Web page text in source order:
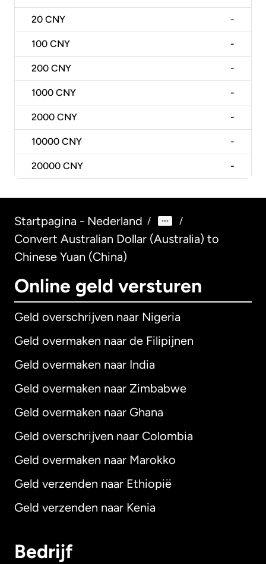
20 CNY -
100 CNY -
200 CNY -
1000 CNY -
2000 CNY -
10000 CNY -
20000 CNY -
Startpagina - Nederland / /
Convert Australian Dollar (Australia) to
Chinese Yuan (China)
Online geld versturen
Geld overschrijven naar Nigeria
Geld overmaken naar de Filipijnen
Geld overmaken naar India
Geld overmaken naar Zimbabwe
Geld overmaken naar Ghana
Geld overschrijven naar Colombia
Geld overmaken naar Marokko
Geld verzenden naar Ethiopië
Geld verzenden naar Kenia
Bedrijf